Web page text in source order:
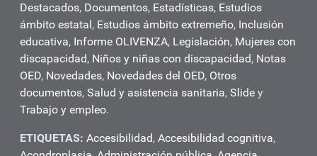
Destacados, Documentos, Estadísticas, Estudios
ámbito estatal , Estudios ámbito extremeño, Inclusión
educativa, Informe OLIVENZA, Legislación, Mujeres con
discapacidad, Niños y niñas con discapacidad, Notas
OED, Novedades, Novedades del OED, Otros
documentos, Salud y asistencia sanitaria, Slide y
Trabajo y empleo.
ETIQUETAS: Accesibilidad, Accesibilidad cognitiva,